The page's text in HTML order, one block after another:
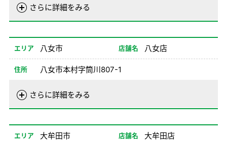
さらに詳細をみる
電話番号 092-952-0100
08/26-12/31 08:00-20:00
備考
エリア 八女市 店舗名 八女店
住所 八女市本村字筒川807-1
さらに詳細をみる
電話番号 0943-24-0100
08/26-12/31 08:00-20:00
エリア 大牟田市 店舗名 大牟田店